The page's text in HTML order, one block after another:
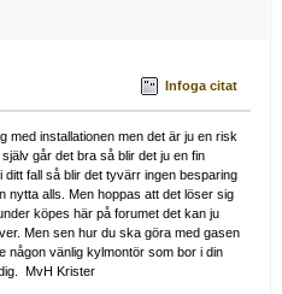
Infoga citat
med installationen men det är ju en risk
går det bra så blir det ju en fin
fall så blir det tyvärr ingen besparing
nytta alls. Men hoppas att det löser sig
köpes här på forumet det kan ju
Men sen hur du ska göra med gasen
någon vänlig kylmontör som bor i din
MvH Krister